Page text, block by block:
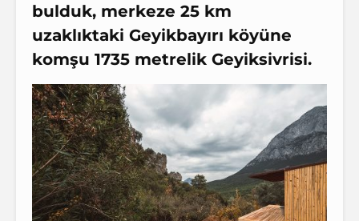
bulduk, merkeze 25 km
uzaklıktaki Geyikbayırı köyüne
komşu 1735 metrelik Geyiksivrisi.